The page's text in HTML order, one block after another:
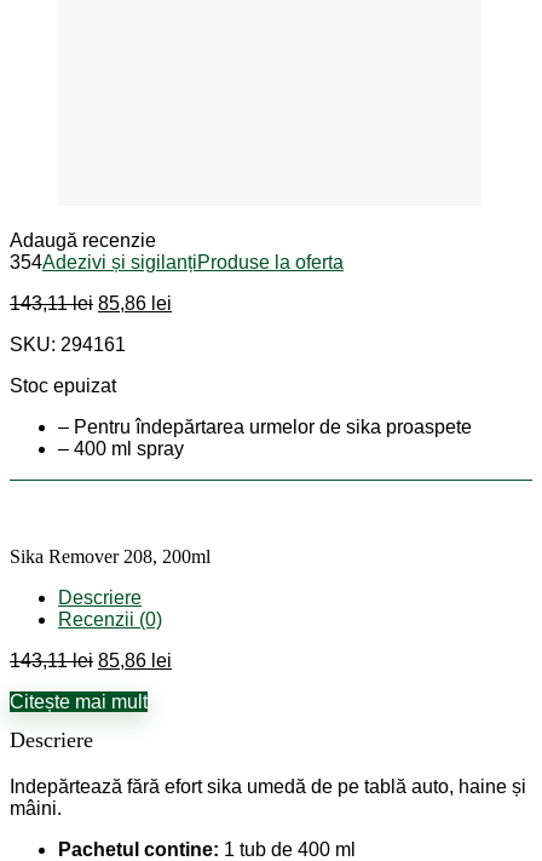
Adaugă recenzie
354Adezivi și sigilanțiProduse la oferta
143,11lei Prețul
a
143,11 lei.
85,86 lei
SKU: 294161
Stoc epuizat
– Pentru îndepărtarea urmelor de sika proaspete
– 400 ml spray
Sika Remover 208, 200ml
Descriere
Recenzii (0)
143,11lei Prețul
a
85,86 lei
Citește mai mult
Descriere
Indepărtează fără efort sika umedă de pe tablă auto, haine și
mâini.
Pachetul contine: 1 tub de 400 ml